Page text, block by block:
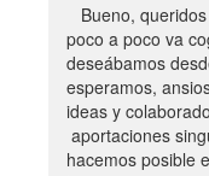
Bueno,
poco a poco va
deseábamos
esperamos,
ideas y
aportaciones
hacemos posible